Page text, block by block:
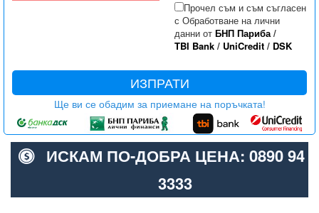
Прочел съм и съм съгласен
с Обработване на лични
данни от БНП Париба/
TBI Bank/ UniCredit/ DSK
ИЗПРАТИ
Ще ви се обадим за приемане на поръчката!
ИСКАМ ПО-ДОБРА ЦЕНА: 0890 94
3333